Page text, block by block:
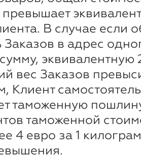
превышает
В случае если
Заказов в адрес
эквивалентную
вес Заказов
Клиент
таможенную
таможенной
4 евро за 1